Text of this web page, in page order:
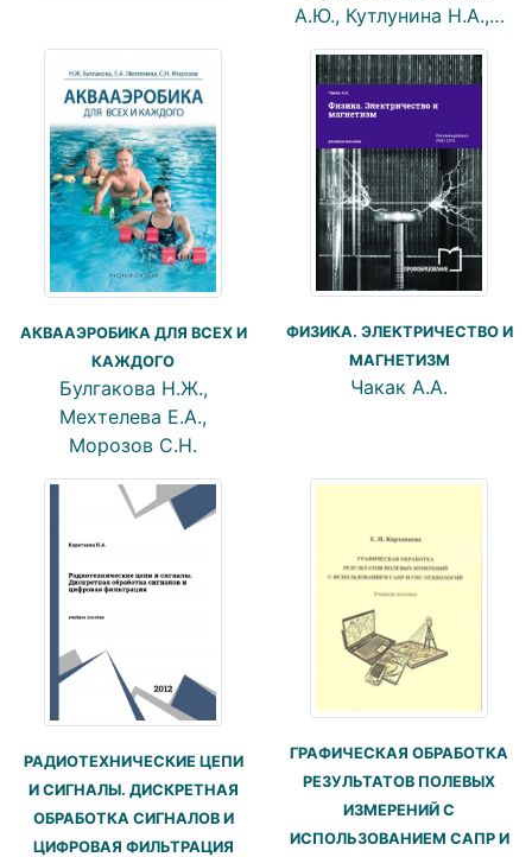
А.Ю., Кутлунина Н.А.,…
АКВААЭРОБИКА ДЛЯ ВСЕХ И
КАЖДОГО
Булгакова Н.Ж.,
Мехтелева Е.А.,
Морозов С.Н.
ФИЗИКА. ЭЛЕКТРИЧЕСТВО И
МАГНЕТИЗМ
Чакак А.А.
РАДИОТЕХНИЧЕСКИЕ ЦЕПИ
И СИГНАЛЫ. ДИСКРЕТНАЯ
ОБРАБОТКА СИГНАЛОВ И
ЦИФРОВАЯ ФИЛЬТРАЦИЯ
ГРАФИЧЕСКАЯ ОБРАБОТКА
РЕЗУЛЬТАТОВ ПОЛЕВЫХ
ИЗМЕРЕНИЙ С
ИСПОЛЬЗОВАНИЕМ САПР И